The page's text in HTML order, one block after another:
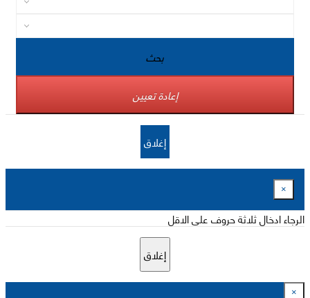
بحث
إعادة تعيين
إغلاق
×
الرجاء ادخال ثلاثة حروف على الاقل
إغلاق
×